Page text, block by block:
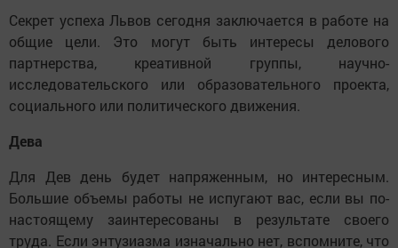
Секрет успеха Львов сегодня заключается в работе на
общие цели. Это могут быть интересы делового
партнерства, креативной группы, научно-
исследовательского или образовательного проекта,
социального или политического движения.
Дева
Для Дев день будет напряженным, но интересным.
Большие объемы работы не испугают вас, если вы по-
настоящему заинтересованы в результате своего
труда. Если энтузиазма изначально нет, вспомните, что